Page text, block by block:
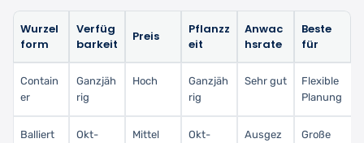
Wurzel
form
Verfüg
barkeit
Preis
Pflanzz
eit
Anwac
hsrate
Beste
für
Contain
er
Ganzjäh
rig
Hoch
Ganzjäh
rig
Sehr gut
Flexible
Planung
Balliert
Okt-
Mittel
Okt-
Ausgez
Große